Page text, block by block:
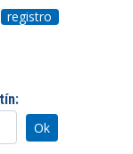
registro